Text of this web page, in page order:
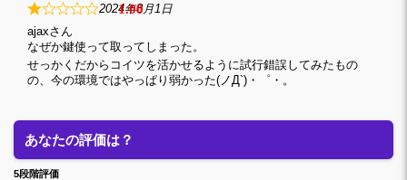
1
2024年8月1日
なぜか鍵使って取ってしまった。
せっかくだからコイツを活かせるように試行錯誤してみたもの
の、今の環境ではやっぱり弱かった(ノД`)・゜・。
ajax
あなたの評価は？
5段階評価